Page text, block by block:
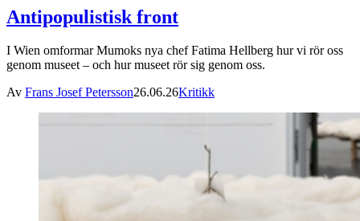
Antipopulistisk front
I Wien omformar Mumoks nya chef Fatima Hellberg hur vi rör oss
genom museet – och hur museet rör sig genom oss.
Av Frans Josef Petersson26.06.26Kritikk